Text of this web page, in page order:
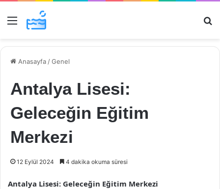
Menü
Anasayfa /Genel
Antalya Lisesi:
Geleceğin Eğitim
Merkezi
12 Eylül 2024 4 dakika okuma süresi
Antalya Lisesi: Geleceğin Eğitim Merkezi